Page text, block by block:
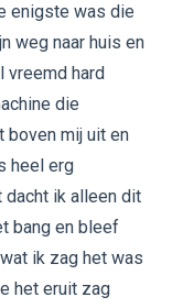
enigste was die
weg naar huis en
vreemd hard
die
boven mij uit en
heel erg
dacht ik alleen dit
bang en bleef
ik zag het was
het eruit zag